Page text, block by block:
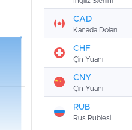
CAD
Kanada Doları
CHF
Çin Yuanı
CNY
Çin Yuanı
RUB
Rus Rublesi